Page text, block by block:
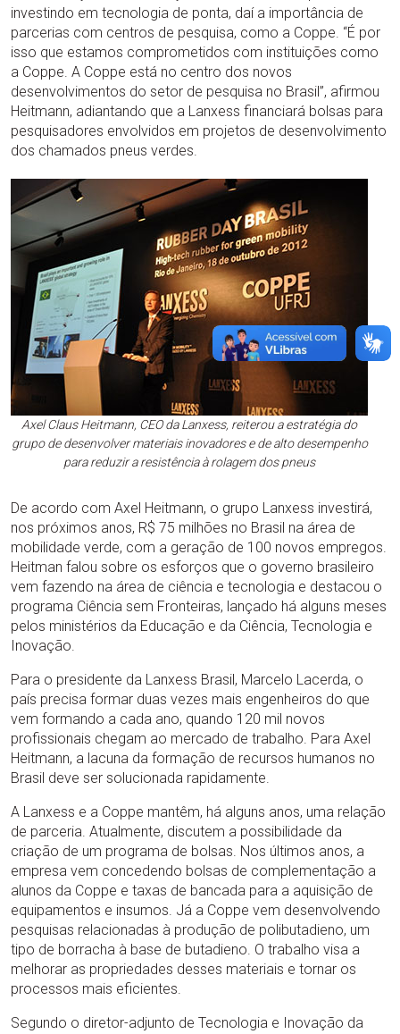
investindo em tecnologia de ponta, daí a importância de
parcerias com centros de pesquisa, como a Coppe. “É por
isso que estamos comprometidos com instituições como
a Coppe. A Coppe está no centro dos novos
desenvolvimentos do setor de pesquisa no Brasil”, afirmou
Heitmann, adiantando que a Lanxess financiará bolsas para
pesquisadores envolvidos em projetos de desenvolvimento
dos chamados pneus verdes.
Axel Claus Heitmann, CEO da Lanxess, reiterou a estratégia do
grupo de desenvolver materiais inovadores e de alto desempenho
para reduzir a resistência à rolagem dos pneus
De acordo com Axel Heitmann, o grupo Lanxess investirá,
nos próximos anos, R$ 75 milhões no Brasil na área de
mobilidade verde, com a geração de 100 novos empregos.
Heitman falou sobre os esforços que o governo brasileiro
vem fazendo na área de ciência e tecnologia e destacou o
programa Ciência sem Fronteiras, lançado há alguns meses
pelos ministérios da Educação e da Ciência, Tecnologia e
Inovação.
Para o presidente da Lanxess Brasil, Marcelo Lacerda, o
país precisa formar duas vezes mais engenheiros do que
vem formando a cada ano, quando 120 mil novos
profissionais chegam ao mercado de trabalho. Para Axel
Heitmann, a lacuna da formação de recursos humanos no
Brasil deve ser solucionada rapidamente.
A Lanxess e a Coppe mantêm, há alguns anos, uma relação
de parceria. Atualmente, discutem a possibilidade da
criação de um programa de bolsas. Nos últimos anos, a
empresa vem concedendo bolsas de complementação a
alunos da Coppe e taxas de bancada para a aquisição de
equipamentos e insumos. Já a Coppe vem desenvolvendo
pesquisas relacionadas à produção de polibutadieno, um
tipo de borracha à base de butadieno. O trabalho visa a
melhorar as propriedades desses materiais e tornar os
processos mais eficientes.
Segundo o diretor-adjunto de Tecnologia e Inovação da